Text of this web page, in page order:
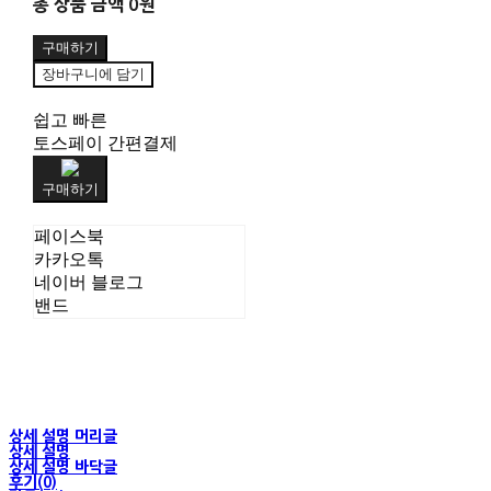
총 상품 금액 0원
구매하기
장바구니에 담기
쉽고 빠른
토스페이 간편결제
구매하기
페이스북
카카오톡
네이버 블로그
밴드
상세 설명 머리글
상세 설명
상세 설명 바닥글
후기(0)